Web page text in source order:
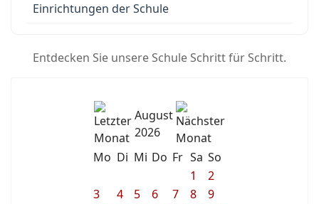
Einrichtungen der Schule
Entdecken Sie unsere Schule Schritt für Schritt.
August
2026
Mo Di Mi Do Fr Sa So
1
2
3
4 5 6 7 8
9